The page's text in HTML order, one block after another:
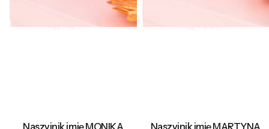
Naszyjnik imię MONIKA Naszyjnik imię MARTYNA